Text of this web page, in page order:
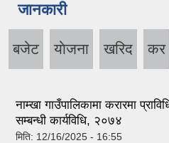
जानकारी
बजेट याेजना खरिद कर
नाम्खा गाउँपालिकामा करारमा
सम्बन्धी कार्यविधि, २०७४
मिति: 12/16/2025 - 16:55